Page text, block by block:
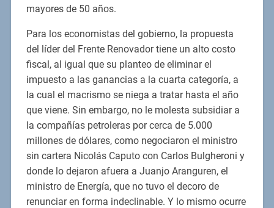
mayores de 50 años.
Para los economistas del gobierno, la propuesta
del líder del Frente Renovador tiene un alto costo
fiscal, al igual que su planteo de eliminar el
impuesto a las ganancias a la cuarta categoría, a
la cual el macrismo se niega a tratar hasta el año
que viene. Sin embargo, no le molesta subsidiar a
la compañías petroleras por cerca de 5.000
millones de dólares, como negociaron el ministro
sin cartera Nicolás Caputo con Carlos Bulgheroni y
donde lo dejaron afuera a Juanjo Aranguren, el
ministro de Energía, que no tuvo el decoro de
renunciar en forma indeclinable. Y lo mismo ocurre